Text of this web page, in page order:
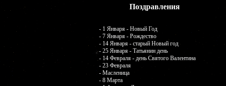
Поздравления
- 1 Января - Новый Год
- 7 Января - Рождество
- 14 Января - старый Новый год
- 25 Января - Татьянин день
- 14 Февраля - день Святого Валентина
- 23 Февраля
- Масленица
- 8 Марта